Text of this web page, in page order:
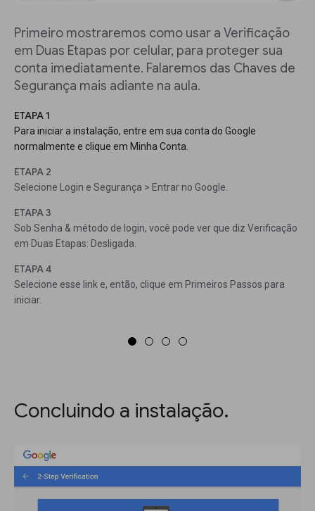
Primeiro mostraremos como usar a Verificação
em Duas Etapas por celular, para proteger sua
conta imediatamente. Falaremos das Chaves de
Segurança mais adiante na aula.
ETAPA 1
Para iniciar a instalação, entre em sua conta do Google
normalmente e clique em Minha Conta.
ETAPA 2
Selecione Login e Segurança > Entrar no Google.
ETAPA 3
Sob Senha & método de login, você pode ver que diz Verificação
em Duas Etapas: Desligada.
ETAPA 4
Selecione esse link e, então, clique em Primeiros Passos para
iniciar.
Concluindo a instalação.